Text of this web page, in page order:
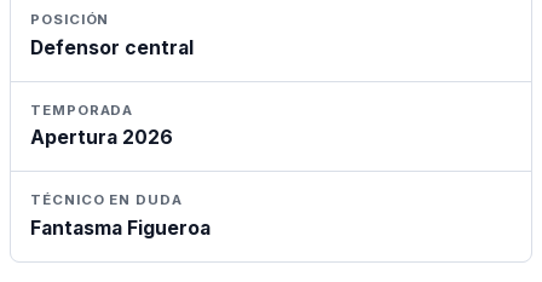
POSICIÓN
Defensor central
TEMPORADA
Apertura 2026
TÉCNICO EN DUDA
Fantasma Figueroa